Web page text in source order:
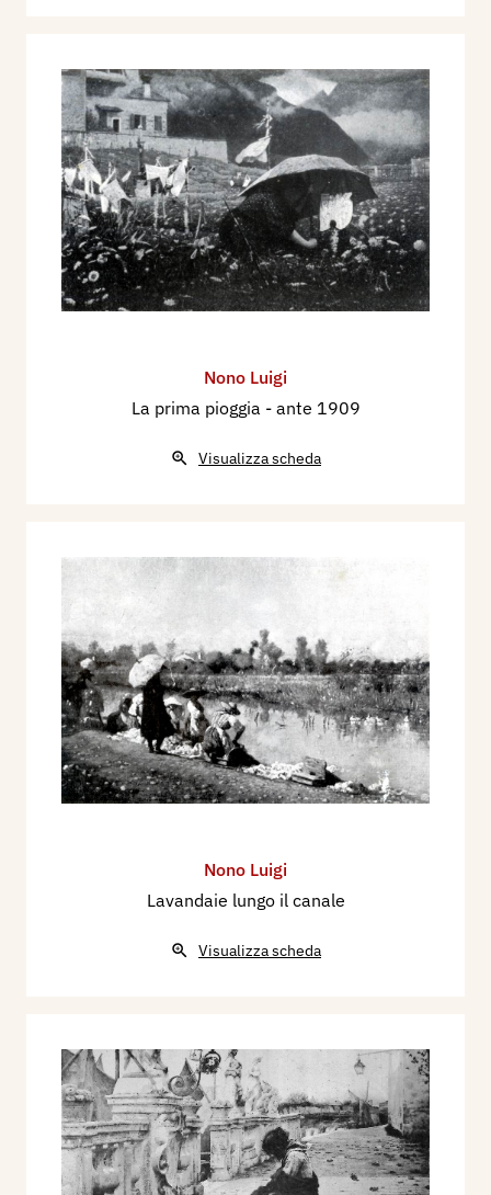
Nono Luigi
La prima pioggia - ante 1909
Visualizza scheda
Nono Luigi
Lavandaie lungo il canale
Visualizza scheda